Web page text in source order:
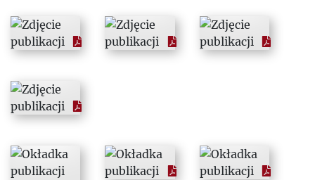
1991
1994